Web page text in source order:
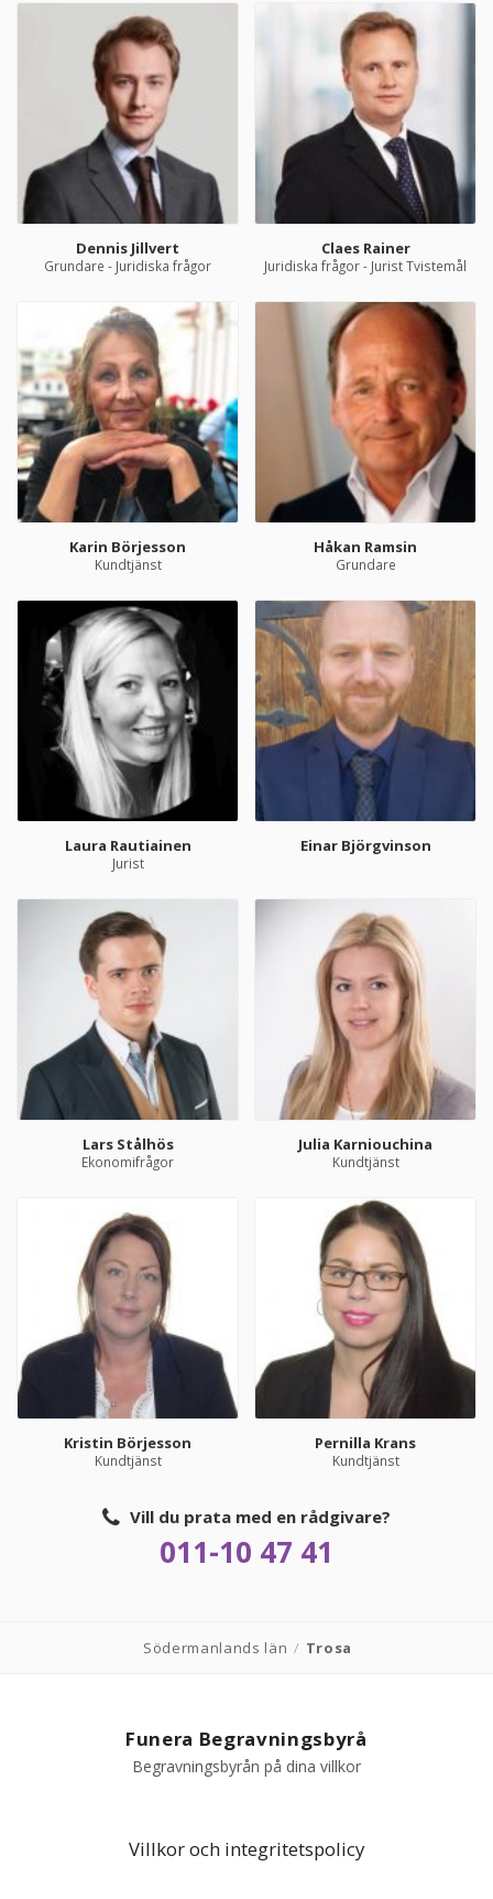
Dennis Jillvert
Grundare - Juridiska frågor
Claes Rainer
Juridiska frågor - Jurist Tvistemål
Karin Börjesson
Kundtjänst
Håkan Ramsin
Grundare
Laura Rautiainen
Jurist
Einar Björgvinson
Lars Stålhös
Ekonomifrågor
Julia Karniouchina
Kundtjänst
Kristin Börjesson
Kundtjänst
Pernilla Krans
Kundtjänst
Vill du prata med en rådgivare?
011-10 47 41
Södermanlands län / Trosa
Funera Begravningsbyrå
Begravningsbyrån på dina villkor
Villkor och integritetspolicy